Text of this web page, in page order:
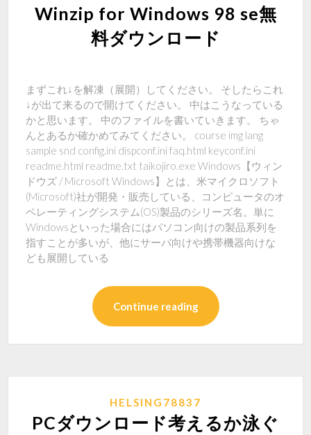
Winzip for Windows 98 se無
料ダウンロード
まずこれ↓を解凍（展開）してください。 そしたらこれ
↓が出て来るので開けてください。 中はこうなっている
かと思います。 中のファイルを書いていきます。 ちゃ
んとあるか確かめてみてください。 course img lang
sample snd config.ini dispconf.ini faq.html keyconf.ini
readme.html readme.txt taikojiro.exe Windows【ウィン
ドウズ / Microsoft Windows】とは、米マイクロソフト
(Microsoft)社が開発・販売している、コンピュータのオ
ペレーティングシステム(OS)製品のシリーズ名。単に
Windowsといった場合にはパソコン向けの製品系列を
指すことが多いが、他にサーバ向けや携帯機器向けな
ども展開している
Continue reading
HELSING78837
PCダウンロード考えるか泳ぐ